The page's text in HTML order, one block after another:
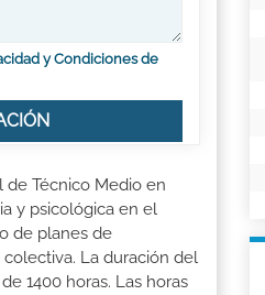
y Condiciones de
de Técnico Medio en
y psicológica en el
de planes de
La duración del
1400 horas. Las horas